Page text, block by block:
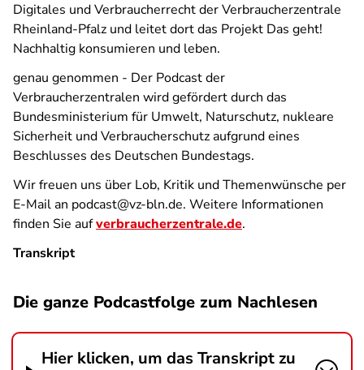
Digitales und Verbraucherrecht der Verbraucherzentrale
Rheinland-Pfalz und leitet dort das Projekt Das geht!
Nachhaltig konsumieren und leben.
genau genommen - Der Podcast der
Verbraucherzentralen wird gefördert durch das
Bundesministerium für Umwelt, Naturschutz, nukleare
Sicherheit und Verbraucherschutz aufgrund eines
Beschlusses des Deutschen Bundestags.
Wir freuen uns über Lob, Kritik und Themenwünsche per
E-Mail an podcast@vz-bln.de. Weitere Informationen
finden Sie aufverbraucherzentrale.de.
Transkript
Die ganze Podcastfolge zum Nachlesen
Hier klicken, um das Transkript zu